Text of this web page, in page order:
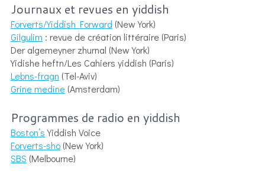
Journaux et revues en yiddish
Forverts/Yiddish Forward (New York)
Gilgulim : revue de création littéraire (Paris)
Der algemeyner zhurnal (New York)
Yidishe heftn/Les Cahiers yiddish (Paris)
Lebns-fragn (Tel-Aviv)
Grine medine (Amsterdam)
Programmes de radio en yiddish
Boston’sYiddish Voice
Forverts-sho (New York)
SBS (Melbourne)